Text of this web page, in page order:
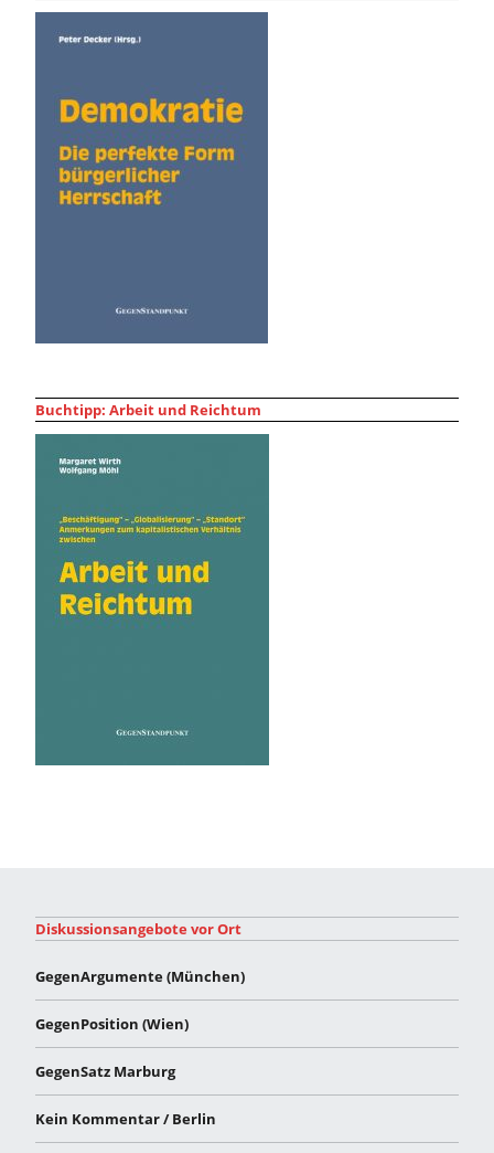
Buchtipp: Arbeit und Reichtum
Diskussionsangebote vor Ort
GegenArgumente (München)
GegenPosition (Wien)
GegenSatz Marburg
Kein Kommentar / Berlin